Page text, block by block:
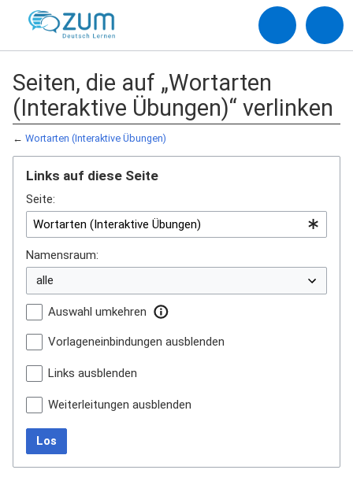
Seiten, die auf „Wortarten
(Interaktive Übungen)“ verlinken
← Wortarten (Interaktive Übungen)
Links auf diese Seite
Seite:
Namensraum:
Auswahl umkehren
Vorlageneinbindungen ausblenden
Links ausblenden
Weiterleitungen ausblenden
Los